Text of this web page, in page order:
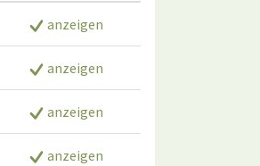
anzeigen
anzeigen
anzeigen
anzeigen